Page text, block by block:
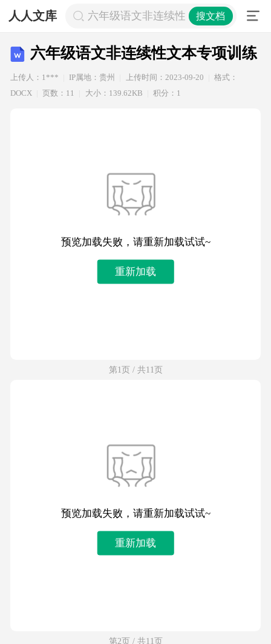
人人文库 六年级语文非连续性文本专项训练
搜文档
六年级语文非连续性文本专项训练
上传人：1*** IP属地：贵州 上传时间：2023-09-20
格式：
DOCX
页数：11 大小：139.62KB 积分：1
预览加载失败，请重新加载试试~
重新加载
第1页 / 共11页
预览加载失败，请重新加载试试~
重新加载
第2页 / 共11页